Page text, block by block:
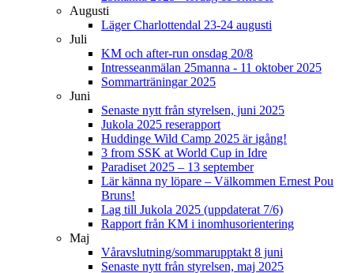
Augusti
Läger Charlottendal 23-24 augusti
Juli
KM och after-run onsdag 20/8
Intresseanmälan 25manna - 11 oktober 2025
Sommarträningar 2025
Juni
Senaste nytt från styrelsen, juni 2025
Jukola 2025 reserapport
Huddinge Wild Camp 2025 är igång!
3 from SSK at World Cup in Idre
Paradiset 2025 – 13 september
Lär känna ny löpare – Välkommen Ernest Pou
Bruns!
Lag till Jukola 2025 (uppdaterat 7/6)
Rapport från KM i inomhusorientering
Maj
Våravslutning/sommarupptakt 8 juni
Senaste nytt från styrelsen, maj 2025